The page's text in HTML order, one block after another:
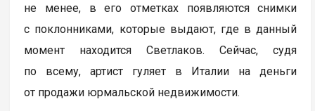
не менее, в его отметках появляются снимки
с поклонниками, которые выдают, где в данный
момент находится Светлаков. Сейчас, судя
по всему, артист гуляет в Италии на деньги
от продажи юрмальской недвижимости.